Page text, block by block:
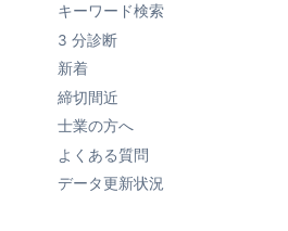
キーワード検索
3 分診断
新着
締切間近
士業の方へ
よくある質問
データ更新状況